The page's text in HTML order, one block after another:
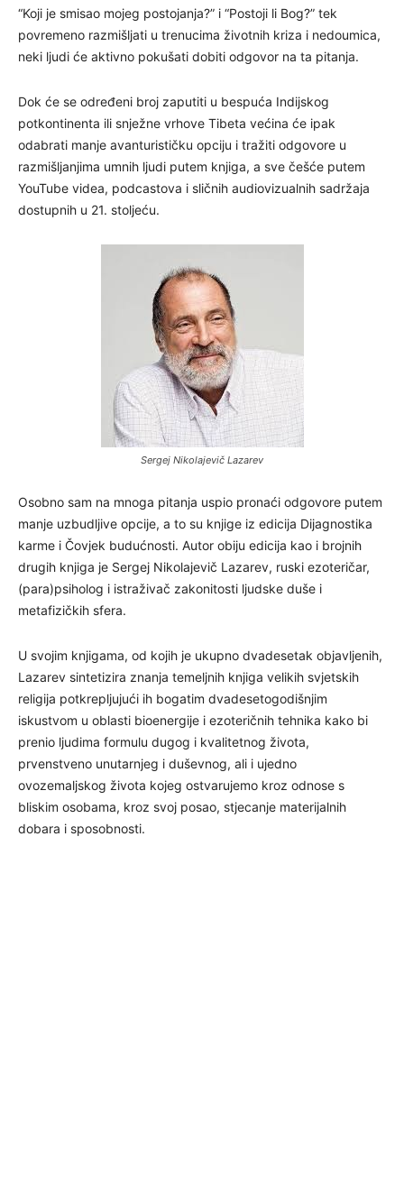
“Koji je smisao mojeg postojanja?” i “Postoji li Bog?” tek
povremeno razmišljati u trenucima životnih kriza i nedoumica,
neki ljudi će aktivno pokušati dobiti odgovor na ta pitanja.
Dok će se određeni broj zaputiti u bespuća Indijskog
potkontinenta ili snježne vrhove Tibeta većina će ipak
odabrati manje avanturističku opciju i tražiti odgovore u
razmišljanjima umnih ljudi putem knjiga, a sve češće putem
YouTube videa, podcastova i sličnih audiovizualnih sadržaja
dostupnih u 21. stoljeću.
Sergej Nikolajevič Lazarev
Osobno sam na mnoga pitanja uspio pronaći odgovore putem
manje uzbudljive opcije, a to su knjige iz edicija Dijagnostika
karme i Čovjek budućnosti. Autor obiju edicija kao i brojnih
drugih knjiga je Sergej Nikolajevič Lazarev, ruski ezoteričar,
(para)psiholog i istraživač zakonitosti ljudske duše i
metafizičkih sfera.
U svojim knjigama, od kojih je ukupno dvadesetak objavljenih,
Lazarev sintetizira znanja temeljnih knjiga velikih svjetskih
religija potkrepljujući ih bogatim dvadesetogodišnjim
iskustvom u oblasti bioenergije i ezoteričnih tehnika kako bi
prenio ljudima formulu dugog i kvalitetnog života,
prvenstveno unutarnjeg i duševnog, ali i ujedno
ovozemaljskog života kojeg ostvarujemo kroz odnose s
bliskim osobama, kroz svoj posao, stjecanje materijalnih
dobara i sposobnosti.